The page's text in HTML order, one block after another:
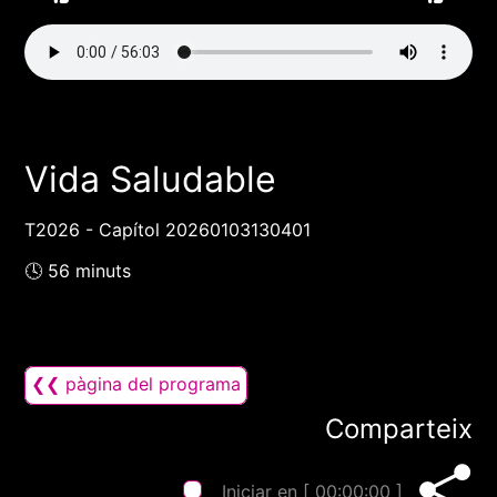
Vida Saludable
T2026 - Capítol 20260103130401
🕓 56 minuts
❮❮ pàgina del programa
Comparteix
Iniciar en [ 00:00:00 ]